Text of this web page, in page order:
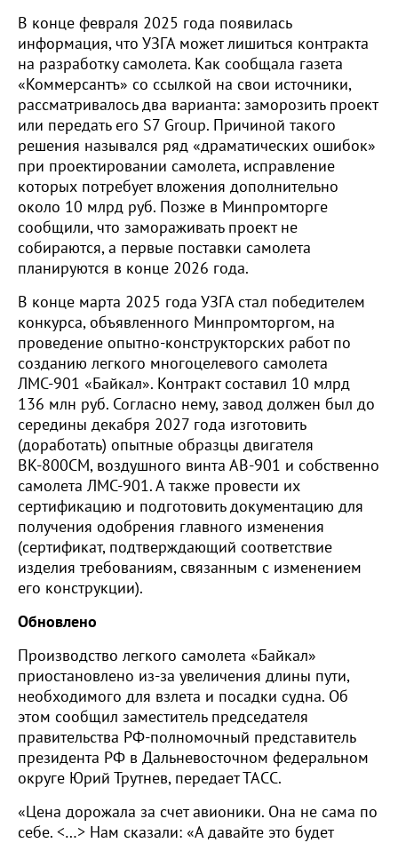
В конце февраля 2025 года появилась
информация, что УЗГА может лишиться контракта
на разработку самолета. Как сообщала газета
«Коммерсантъ» со ссылкой на свои источники,
рассматривалось два варианта: заморозить проект
или передать его S7 Group. Причиной такого
решения назывался ряд «драматических ошибок»
при проектировании самолета, исправление
которых потребует вложения дополнительно
около 10 млрд руб. Позже в Минпромторге
сообщили, что замораживать проект не
собираются, а первые поставки самолета
планируются в конце 2026 года.
В конце марта 2025 года УЗГА стал победителем
конкурса, объявленного Минпромторгом, на
проведение опытно-конструкторских работ по
созданию легкого многоцелевого самолета
ЛМС-901 «Байкал». Контракт составил 10 млрд
136 млн руб. Согласно нему, завод должен был до
середины декабря 2027 года изготовить
(доработать) опытные образцы двигателя
ВК-800СМ, воздушного винта АВ-901 и собственно
самолета ЛМС-901. А также провести их
сертификацию и подготовить документацию для
получения одобрения главного изменения
(сертификат, подтверждающий соответствие
изделия требованиям, связанным с изменением
его конструкции).
Обновлено
Производство легкого самолета «Байкал»
приостановлено из-за увеличения длины пути,
необходимого для взлета и посадки судна. Об
этом сообщил заместитель председателя
правительства РФ-полномочный представитель
президента РФ в Дальневосточном федеральном
округе Юрий Трутнев, передает ТАСС.
«Цена дорожала за счет авионики. Она не сама по
себе. <…> Нам сказали: «А давайте это будет